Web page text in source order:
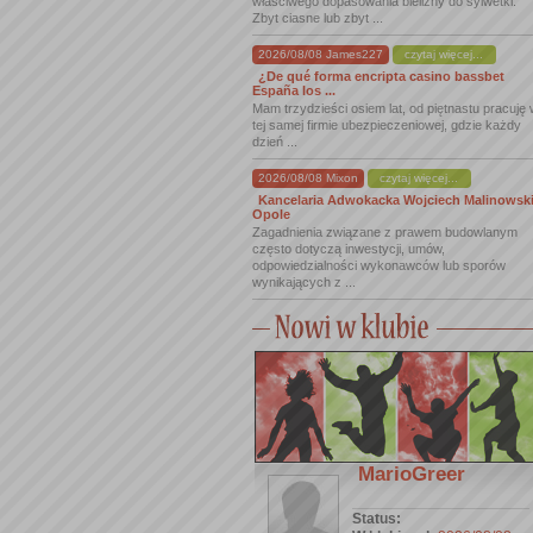
Zbyt ciasne lub zbyt ...
2026/08/08 James227 czytaj więcej...
¿De qué forma encripta casino bassbet
España los ...
Mam trzydzieści osiem lat, od piętnastu pracuję
tej samej firmie ubezpieczeniowej, gdzie każdy
dzień ...
2026/08/08 Mixon czytaj więcej...
Kancelaria Adwokacka Wojciech Malinowski
Opole
Zagadnienia związane z prawem budowlanym
często dotyczą inwestycji, umów,
odpowiedzialności wykonawców lub sporów
wynikających z ...
MarioGreer
Status: